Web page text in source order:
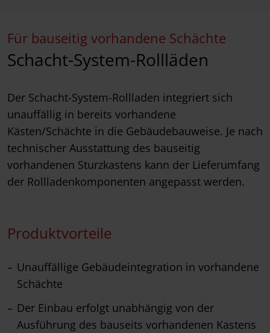
Für bauseitig vorhandene Schächte
Schacht-System-Rollläden
Der Schacht-System-Rollladen integriert sich
unauffällig in bereits vorhandene
Kästen/Schächte in die Gebäudebauweise. Je nach
technischer Ausstattung des bauseitig
vorhandenen Sturzkastens kann der Lieferumfang
der Rollladenkomponenten angepasst werden.
Produktvorteile
Unauffällige Gebäudeintegration in vorhandene
Schächte
Der Einbau erfolgt unabhängig von der
Ausführung des bauseits vorhandenen Kastens